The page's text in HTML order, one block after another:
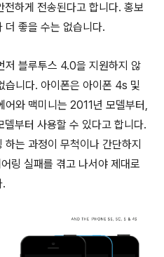
하게 전송된다고 합니다. 홍보
더 좋을 수는 없습니다.
저 블루투스 4.0을 지원하지 않
습니다. 아이폰은 아이폰 4s 및
어와 맥미니는 2011년 모델부터,
부터 사용할 수 있다고 합니다.
는 과정이 무척이나 간단하지
링 실패를 겪고 나서야 제대로
.